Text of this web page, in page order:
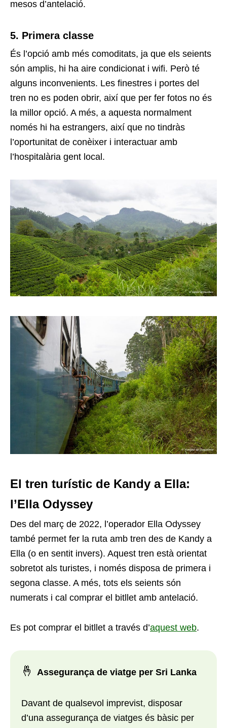
mesos d’antelació.
5. Primera classe
És l’opció amb més comoditats, ja que els seients
són amplis, hi ha aire condicionat i wifi. Però té
alguns inconvenients. Les finestres i portes del
tren no es poden obrir, així que per fer fotos no és
la millor opció. A més, a aquesta normalment
només hi ha estrangers, així que no tindràs
l’oportunitat de conèixer i interactuar amb
l’hospitalària gent local.
El tren turístic de Kandy a Ella:
l’Ella Odyssey
Des del març de 2022, l’operador Ella Odyssey
també permet fer la ruta amb tren des de Kandy a
Ella (o en sentit invers). Aquest tren està orientat
sobretot als turistes, i només disposa de primera i
segona classe. A més, tots els seients són
numerats i cal comprar el bitllet amb antelació.
Es pot comprar el bitllet a través d’aquest web.
🤞 Assegurança de viatge per Sri Lanka
Davant de qualsevol imprevist, disposar
d’una assegurança de viatges és bàsic per